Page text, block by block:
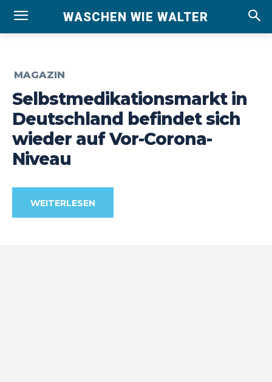
WASCHEN WIE WALTER
MAGAZIN
Selbstmedikationsmarkt in
Deutschland befindet sich
wieder auf Vor-Corona-
Niveau
WEITERLESEN